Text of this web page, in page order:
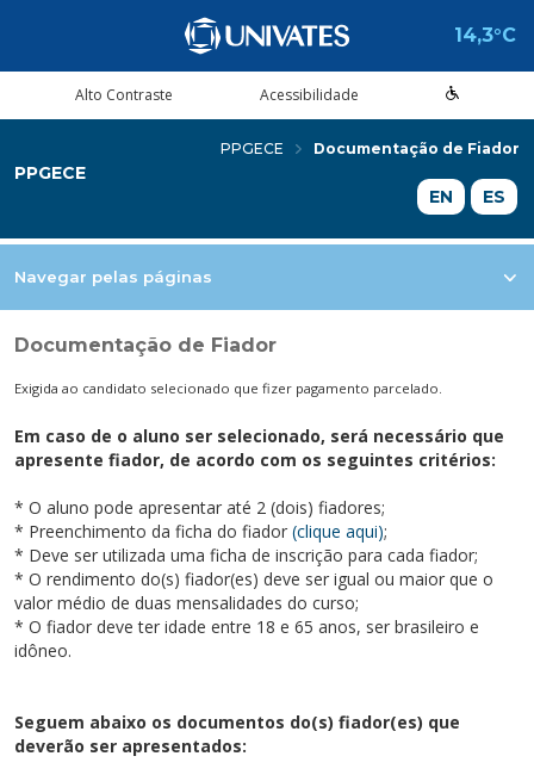
14,3°C
Estude aqui
Financiamentos e bolsas
Por que a Univates?
Visitas guiadas
Cursos
Técnicos
Mestrados e Doutorados
Especializações/MBA
Cursos de Idiomas
Residências Médicas
A Univates
Tour Virtual
Avaliação Institucional
Localização
Diplomados
Trabalhe Conosco
Pesquisa e Inovação
Portal da Inovação
Incubadora Tecnológica da Univates -
Extensão
Assessoria Pedagógica Externa
Cultura e Lazer
Biblioteca
Esporte e Saúde
Eventos
Univates & Você - Comunidade
Orquestra Gustavo Adolfo Univates
Serviços
Diplomados
Empresas
Plataforma de Carreiras
Escolas
Alto Contraste Acessibilidade
PPGECE Documentação de Fiador
PPGECE
EN
ES
Documentação de Fiador
Exigida ao candidato selecionado que fizer pagamento parcelado.
Em caso de o aluno ser selecionado, será necessário que
apresente fiador, de acordo com os seguintes critérios:
* O aluno pode apresentar até 2 (dois) fiadores;
* Preenchimento da ficha do fiador (clique aqui);
* Deve ser utilizada uma ficha de inscrição para cada fiador;
* O rendimento do(s) fiador(es) deve ser igual ou maior que o
valor médio de duas mensalidades do curso;
* O fiador deve ter idade entre 18 e 65 anos, ser brasileiro e
idôneo.
Seguem abaixo os documentos do(s) fiador(es) que
deverão ser apresentados:
Navegar pelas páginas